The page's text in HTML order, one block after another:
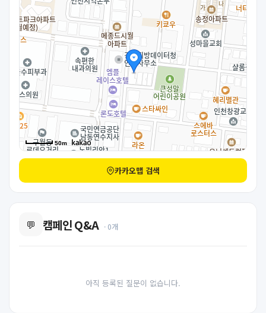
50m
카카오맵 검색
💬 캠페인 Q&A · 0개
아직 등록된 질문이 없습니다.